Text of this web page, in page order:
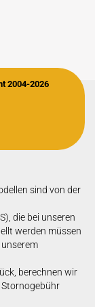
2004-2026
sind von der
die bei unseren
werden müssen
berechnen wir
Stornogebühr